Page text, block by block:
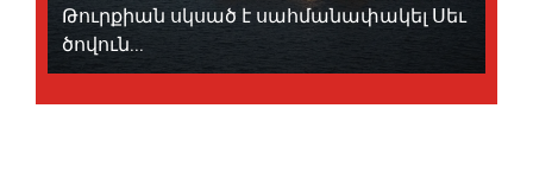
Թուրքիան սկսած է սահմանափակել Սեւ
ծովուն...